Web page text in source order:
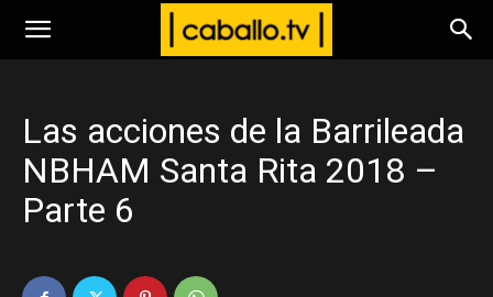
www.caballo.tv
Las acciones de la Barrileada
NBHAM Santa Rita 2018 –
Parte 6